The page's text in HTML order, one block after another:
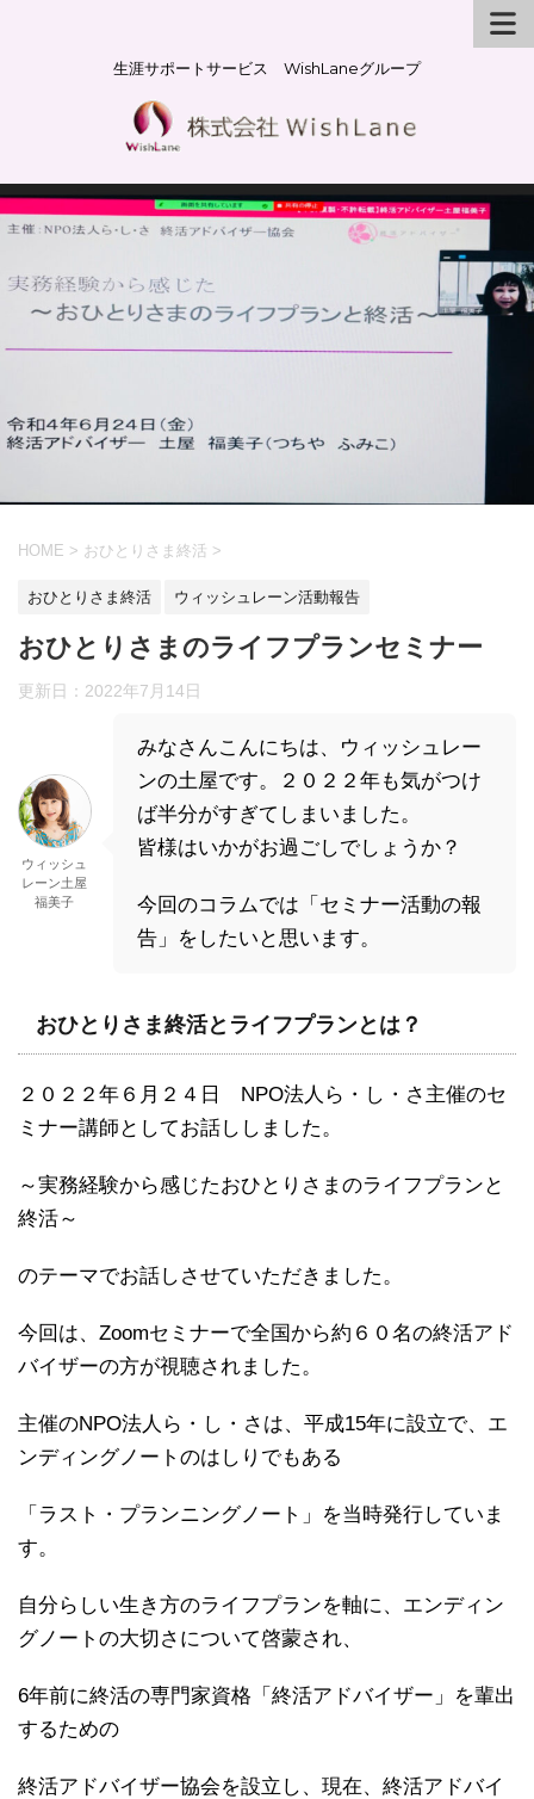
生涯サポートサービス WishLaneグループ
HOME > おひとりさま終活 >
おひとりさま終活 ウィッシュレーン活動報告
おひとりさまのライフプランセミナー
更新日： 2022年7月14日
ウィッシュ
レーン土屋
福美子
みなさんこんにちは、ウィッシュレー
ンの土屋です。２０２２年も気がつけ
ば半分がすぎてしまいました。
皆様はいかがお過ごしでしょうか？
今回のコラムでは「セミナー活動の報
告」をしたいと思います。
おひとりさま終活とライフプランとは？
２０２２年６月２４日 NPO法人ら・し・さ主催のセ
ミナー講師としてお話ししました。
～実務経験から感じたおひとりさまのライフプランと
終活～
のテーマでお話しさせていただきました。
今回は、Zoomセミナーで全国から約６０名の終活アド
バイザーの方が視聴されました。
主催のNPO法人ら・し・さは、平成15年に設立で、 エ
ンディングノートのはしりでもある
「ラスト・ プランニングノート」を当時発行していま
す。
自分らしい生き方のライフプランを軸に、 エンディン
グノートの大切さについて啓蒙され、
6年前に終活の専門家資格「終活アドバイザー」を輩出
するための
終活アドバイザー協会を設立し、現在、 終活アドバイ